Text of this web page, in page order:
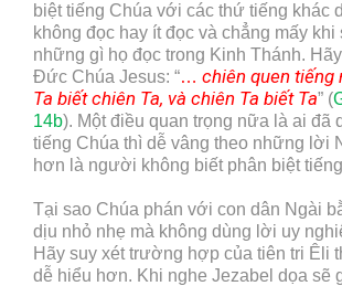
biệt tiếng Chúa với các thứ tiếng khác
không đọc hay ít đọc và chẳng mấy khi
những gì họ đọc trong Kinh Thánh.
Đức Chúa Jesus: “… chiên quen tiếng
Ta biết chiên Ta, và chiên Ta biết Ta” (
14b). Một điều quan trọng nữa là ai đã
tiếng Chúa thì dễ vâng theo những lời
hơn là người không biết phân biệt
Tại sao Chúa phán với con dân Ngài
dịu nhỏ nhẹ mà không dùng lời uy
Hãy suy xét trường hợp của tiên tri Êli
dễ hiểu hơn. Khi nghe Jezabel dọa sẽ